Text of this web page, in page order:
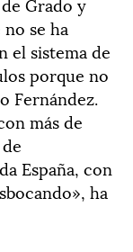
se ha
el sistema de
porque no
Fernández.
más de
España, con
ha